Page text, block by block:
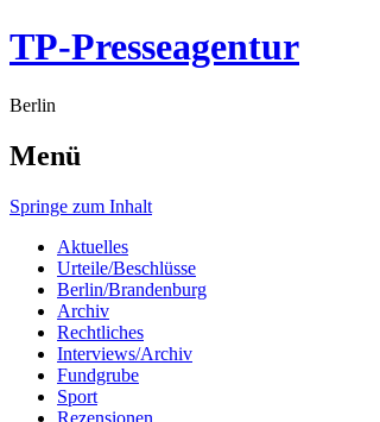
TP-Presseagentur
Berlin
Menü
Springe zum Inhalt
Aktuelles
Urteile/Beschlüsse
Berlin/Brandenburg
Archiv
Rechtliches
Interviews/Archiv
Fundgrube
Sport
Rezensionen